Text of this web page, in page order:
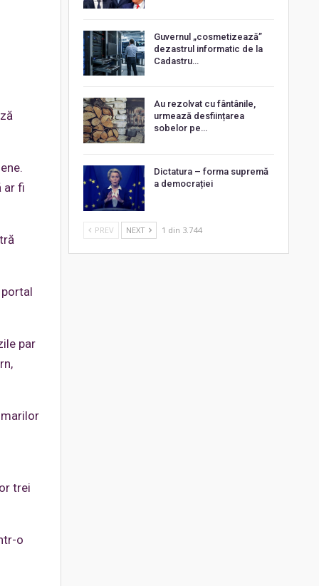
ar fi
par
trei
o
Guvernul „cosmetizează”
dezastrul informatic de la
Cadastru…
Au rezolvat cu fântânile,
urmează desființarea
sobelor pe…
Dictatura – forma supremă
a democrației
PREV NEXT 1 din 3.744